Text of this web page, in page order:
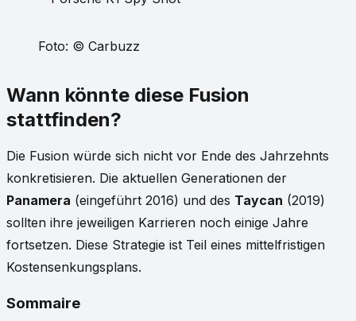
Foto: © Carbuzz
Wann könnte diese Fusion
stattfinden?
Die Fusion würde sich nicht vor Ende des Jahrzehnts
konkretisieren. Die aktuellen Generationen der
Panamera (eingeführt 2016) und des Taycan (2019)
sollten ihre jeweiligen Karrieren noch einige Jahre
fortsetzen. Diese Strategie ist Teil eines mittelfristigen
Kostensenkungsplans.
Sommaire